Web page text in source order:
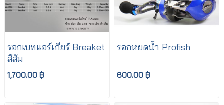
รอกเบทแอร์เกียร์ Breaket
สีส้ม
1,700.00 ฿
รอกหยดน้ำ Profish
600.00 ฿